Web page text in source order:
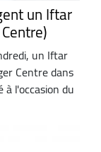
un Iftar
un Iftar
Centre dans
l'occasion du